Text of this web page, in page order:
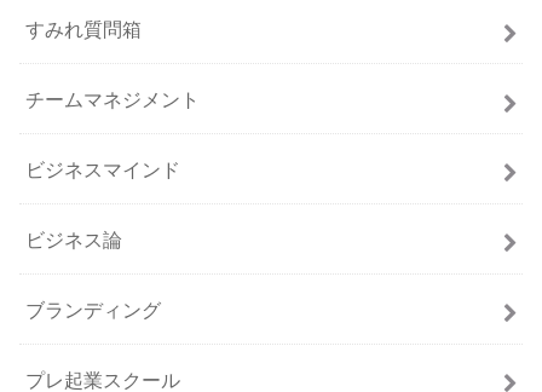
すみれ質問箱
チームマネジメント
ビジネスマインド
ビジネス論
ブランディング
プレ起業スクール